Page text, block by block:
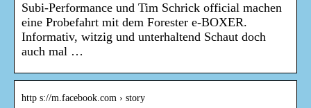
Subi-Performance und Tim Schrick official machen
eine Probefahrt mit dem Forester e-BOXER.
Informativ, witzig und unterhaltend Schaut doch
auch mal …
http s://m.facebook.com › story